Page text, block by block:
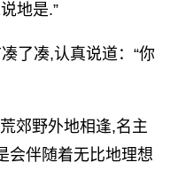
地是.”
了凑,认真说道：“你
郊野外地相逢,名主
会伴随着无比地理想